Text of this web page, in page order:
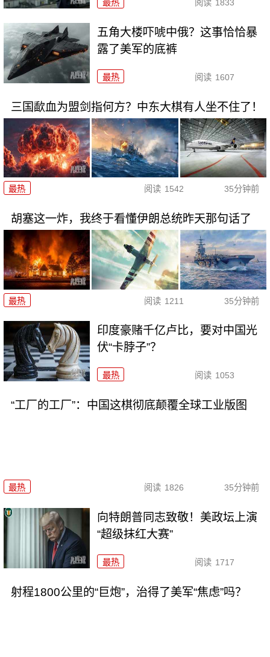
最热 阅读 1833
五角大楼吓唬中俄？这事恰恰暴
露了美军的底裤
最热 阅读 1607
三国歃血为盟剑指何方？中东大棋有人坐不住了！
最热 阅读 1542 35分钟前
胡塞这一炸，我终于看懂伊朗总统昨天那句话了
最热 阅读 1211 35分钟前
印度豪赌千亿卢比，要对中国光
伏“卡脖子”？
最热 阅读 1053
“工厂的工厂”：中国这棋彻底颠覆全球工业版图
最热 阅读 1826 35分钟前
向特朗普同志致敬！美政坛上演
“超级抹红大赛”
最热 阅读 1717
射程1800公里的“巨炮”，治得了美军“焦虑”吗？